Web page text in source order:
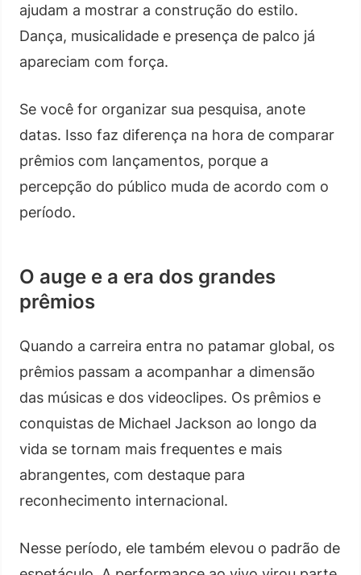
ajudam a mostrar a construção do estilo.
Dança, musicalidade e presença de palco já
apareciam com força.
Se você for organizar sua pesquisa, anote
datas. Isso faz diferença na hora de comparar
prêmios com lançamentos, porque a
percepção do público muda de acordo com o
período.
O auge e a era dos grandes
prêmios
Quando a carreira entra no patamar global, os
prêmios passam a acompanhar a dimensão
das músicas e dos videoclipes. Os prêmios e
conquistas de Michael Jackson ao longo da
vida se tornam mais frequentes e mais
abrangentes, com destaque para
reconhecimento internacional.
Nesse período, ele também elevou o padrão de